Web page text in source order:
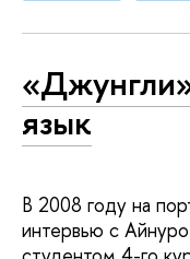
язык
В 2008 году на
интервью с